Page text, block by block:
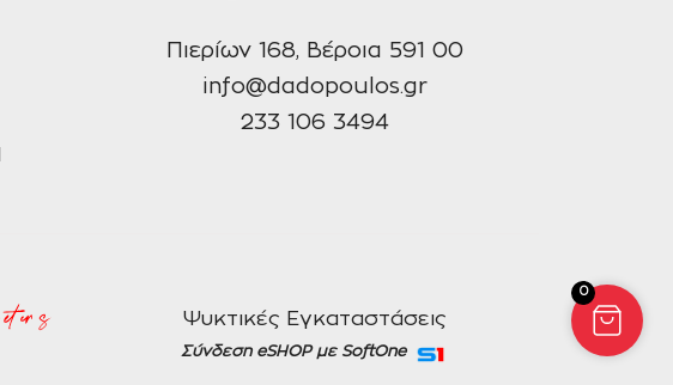
Πιερίων 168, Βέροια 591 00
info@dadopoulos.gr
233 106 3494
Ψυκτικές Εγκαταστάσεις
Σύνδεση eSHOP με SoftOne
0